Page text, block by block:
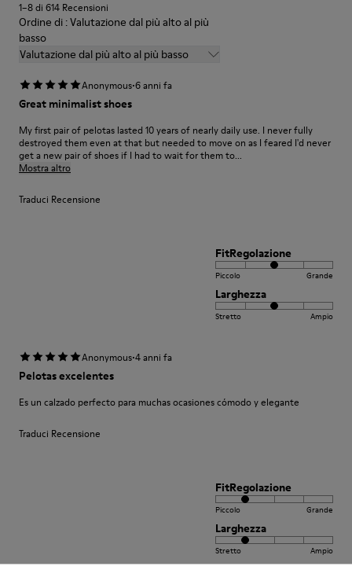
1–8 di 614 Recensioni
Ordine di : Valutazione dal più alto al più
basso
Valutazione dal più alto al più basso
Anonymous·6 anni fa
Great minimalist shoes
My first pair of pelotas lasted 10 years of nearly daily use. I never fully
destroyed them even at that but needed to move on as I feared I'd never
get a new pair of shoes if I had to wait for them to...
Mostra altro
Traduci Recensione
FitRegolazione
Piccolo Grande
Larghezza
Stretto Ampio
Anonymous·4 anni fa
Pelotas excelentes
Es un calzado perfecto para muchas ocasiones cómodo y elegante
Traduci Recensione
FitRegolazione
Piccolo Grande
Larghezza
Stretto Ampio